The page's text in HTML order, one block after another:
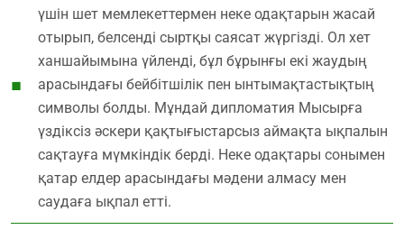
үшін шет мемлекеттермен неке одақтарын жасай
отырып, белсенді сыртқы саясат жүргізді. Ол хет
ханшайымына үйленді, бұл бұрынғы екі жаудың
арасындағы бейбітшілік пен ынтымақтастықтың
символы болды. Мұндай дипломатия Мысырға
үздіксіз әскери қақтығыстарсыз аймақта ықпалын
сақтауға мүмкіндік берді. Неке одақтары сонымен
қатар елдер арасындағы мәдени алмасу мен
саудаға ықпал етті.